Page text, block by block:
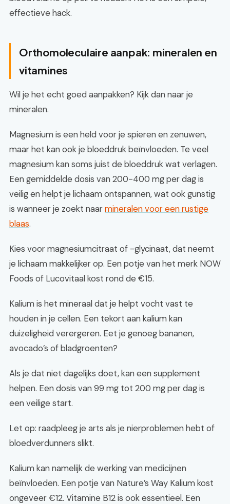
effectieve hack.
Orthomoleculaire aanpak: mineralen en
vitamines
Wil je het echt goed aanpakken? Kijk dan naar je
mineralen.
Magnesium is een held voor je spieren en zenuwen,
maar het kan ook je bloeddruk beïnvloeden. Te veel
magnesium kan soms juist de bloeddruk wat verlagen.
Een gemiddelde dosis van 200-400 mg per dag is
veilig en helpt je lichaam ontspannen, wat ook gunstig
is wanneer je zoekt naarmineralen voor een rustige
blaas.
Kies voor magnesiumcitraat of -glycinaat, dat neemt
je lichaam makkelijker op. Een potje van het merk NOW
Foods of Lucovitaal kost rond de €15.
Kalium is het mineraal dat je helpt vocht vast te
houden in je cellen. Een tekort aan kalium kan
duizeligheid verergeren. Eet je genoeg bananen,
avocado’s of bladgroenten?
Als je dat niet dagelijks doet, kan een supplement
helpen. Een dosis van 99 mg tot 200 mg per dag is
een veilige start.
Let op: raadpleeg je arts als je nierproblemen hebt of
bloedverdunners slikt.
Kalium kan namelijk de werking van medicijnen
beïnvloeden. Een potje van Nature’s Way Kalium kost
ongeveer €12. Vitamine B12 is ook essentieel. Een